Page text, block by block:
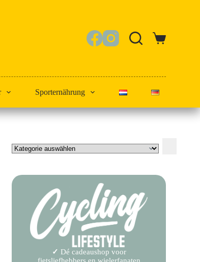
Warenkorb
Sporternährung
auswählen
✓ Dé cadeaushop voor
fietsliefhebbers en wielerfanaten